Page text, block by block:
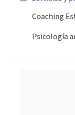
Coaching
Psicología